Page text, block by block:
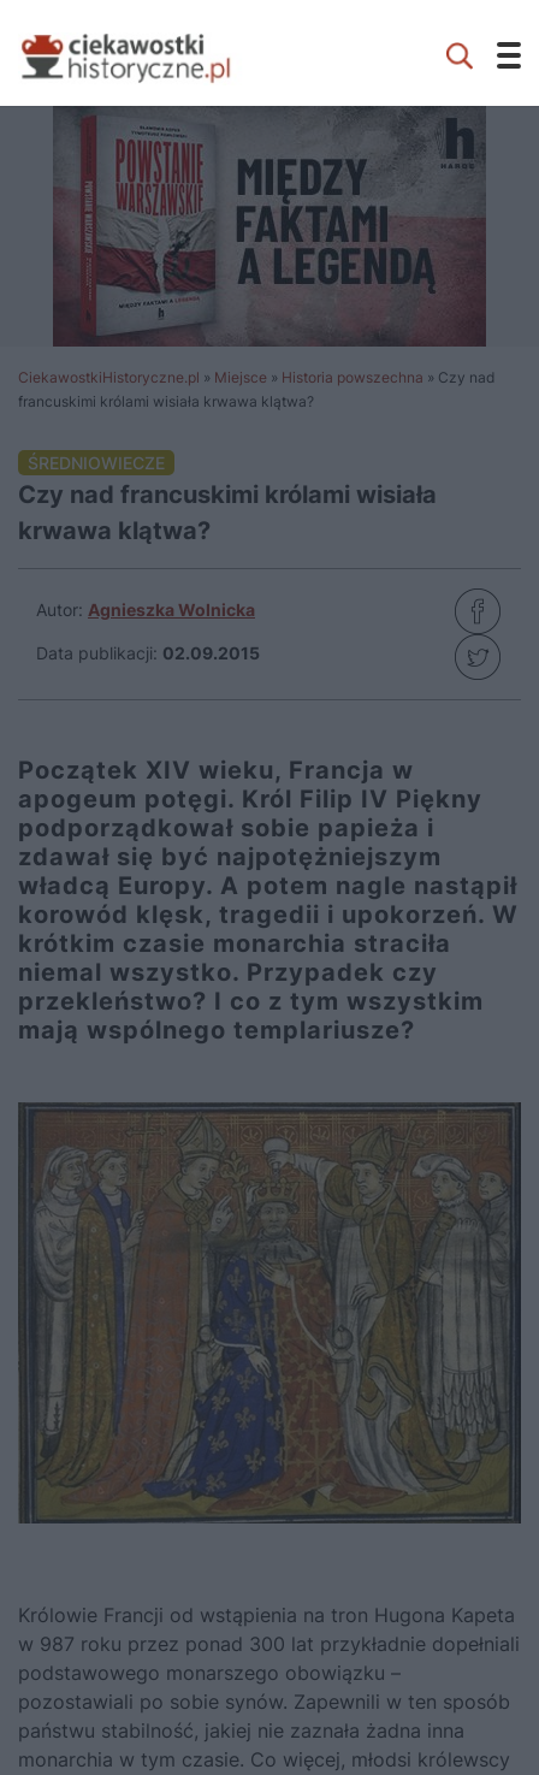
CiekawostkiHistoryczne.pl » Miejsce » Historia powszechna » Czy nad
francuskimi królami wisiała krwawa klątwa?
ŚREDNIOWIECZE
Czy nad francuskimi królami wisiała
krwawa klątwa?
Autor: Agnieszka Wolnicka
Data publikacji: 02.09.2015
Początek XIV wieku, Francja w
apogeum potęgi. Król Filip IV Piękny
podporządkował sobie papieża i
zdawał się być najpotężniejszym
władcą Europy. A potem nagle nastąpił
korowód klęsk, tragedii i upokorzeń. W
krótkim czasie monarchia straciła
niemal wszystko. Przypadek czy
przekleństwo? I co z tym wszystkim
mają wspólnego templariusze?
Królowie Francji od wstąpienia na tron Hugona Kapeta
w 987 roku przez ponad 300 lat przykładnie dopełniali
podstawowego monarszego obowiązku –
pozostawiali po sobie synów. Zapewnili w ten sposób
państwu stabilność, jakiej nie zaznała żadna inna
monarchia w tym czasie. Co więcej, młodsi królewscy